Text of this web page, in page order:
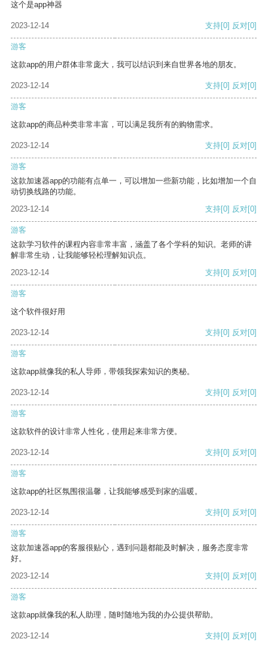
这个是app神器
2023-12-14 支持[0] 反对[0]
游客
这款app的用户群体非常庞大，我可以结识到来自世界各地的朋友。
2023-12-14 支持[0] 反对[0]
游客
这款app的商品种类非常丰富，可以满足我所有的购物需求。
2023-12-14 支持[0] 反对[0]
游客
这款加速器app的功能有点单一，可以增加一些新功能，比如增加一个自
动切换线路的功能。
2023-12-14
支持[0] 反对[0]
游客
这款学习软件的课程内容非常丰富，涵盖了各个学科的知识。老师的讲
解非常生动，让我能够轻松理解知识点。
2023-12-14
支持[0] 反对[0]
游客
这个软件很好用
2023-12-14 支持[0] 反对[0]
游客
这款app就像我的私人导师，带领我探索知识的奥秘。
2023-12-14 支持[0] 反对[0]
游客
这款软件的设计非常人性化，使用起来非常方便。
2023-12-14 支持[0] 反对[0]
游客
这款app的社区氛围很温馨，让我能够感受到家的温暖。
2023-12-14 支持[0] 反对[0]
游客
这款加速器app的客服很贴心，遇到问题都能及时解决，服务态度非常
好。
2023-12-14
支持[0] 反对[0]
游客
这款app就像我的私人助理，随时随地为我的办公提供帮助。
2023-12-14 支持[0] 反对[0]